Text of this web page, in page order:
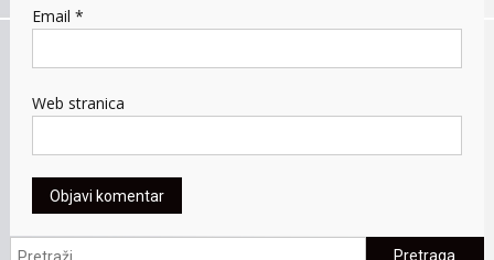
Email *
Web stranica
Pretraga: